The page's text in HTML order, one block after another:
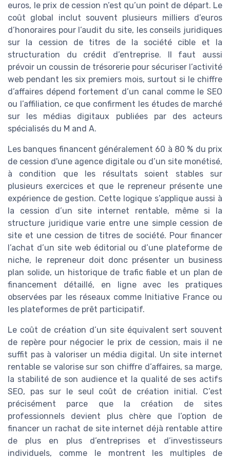
euros, le prix de cession n’est qu’un point de départ. Le
coût global inclut souvent plusieurs milliers d’euros
d’honoraires pour l’audit du site, les conseils juridiques
sur la cession de titres de la société cible et la
structuration du crédit d’entreprise. Il faut aussi
prévoir un coussin de trésorerie pour sécuriser l’activité
web pendant les six premiers mois, surtout si le chiffre
d’affaires dépend fortement d’un canal comme le SEO
ou l’affiliation, ce que confirment les études de marché
sur les médias digitaux publiées par des acteurs
spécialisés du M and A.
Les banques financent généralement 60 à 80 % du prix
de cession d'une agence digitale ou d’un site monétisé,
à condition que les résultats soient stables sur
plusieurs exercices et que le repreneur présente une
expérience de gestion. Cette logique s’applique aussi à
la cession d’un site internet rentable, même si la
structure juridique varie entre une simple cession de
site et une cession de titres de société. Pour financer
l’achat d’un site web éditorial ou d’une plateforme de
niche, le repreneur doit donc présenter un business
plan solide, un historique de trafic fiable et un plan de
financement détaillé, en ligne avec les pratiques
observées par les réseaux comme Initiative France ou
les plateformes de prêt participatif.
Le coût de création d’un site équivalent sert souvent
de repère pour négocier le prix de cession, mais il ne
suffit pas à valoriser un média digital. Un site internet
rentable se valorise sur son chiffre d’affaires, sa marge,
la stabilité de son audience et la qualité de ses actifs
SEO, pas sur le seul coût de création initial. C’est
précisément parce que la création de sites
professionnels devient plus chère que l’option de
financer un rachat de site internet déjà rentable attire
de plus en plus d’entreprises et d’investisseurs
individuels, comme le montrent les multiples de